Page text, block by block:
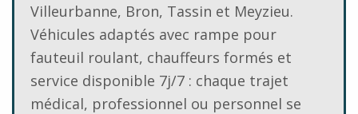
Villeurbanne, Bron, Tassin et Meyzieu.
Véhicules adaptés avec rampe pour
fauteuil roulant, chauffeurs formés et
service disponible 7j/7 : chaque trajet
médical, professionnel ou personnel se